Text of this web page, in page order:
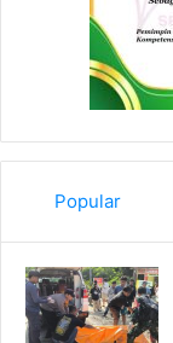
Popular